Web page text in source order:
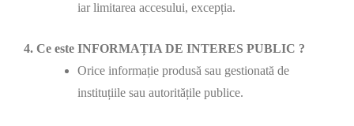
iar limitarea accesului, excepția.
4. Ce este INFORMAȚIA DE INTERES PUBLIC ?
Orice informație produsă sau gestionată de
instituțiile sau autoritățile publice.